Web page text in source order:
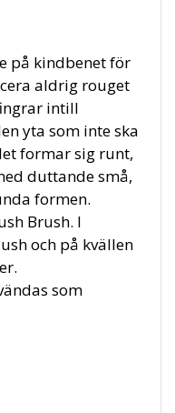
på kindbenet för
aldrig rouget
intill
yta som inte ska
formar sig runt,
duttande små,
formen.
Brush. I
och på kvällen
som